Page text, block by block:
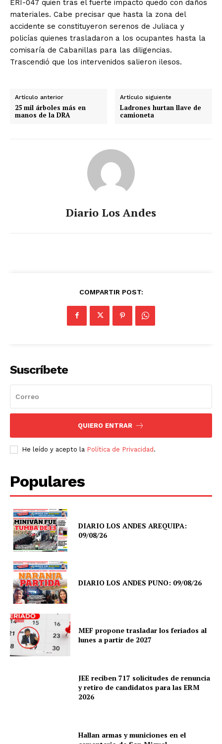
ERI-047 quien tras el fuerte impacto quedo con daños
materiales. Cabe precisar que hasta la zona del
accidente se constituyeron serenos de Juliaca y
policías quienes trasladaron a los ocupantes hasta la
comisaría de Cabanillas para las diligencias.
Trascendió que los intervenidos salieron ilesos.
Artículo anterior
25 mil árboles más en
manos de la DRA
Artículo siguiente
Ladrones hurtan llave de
camioneta
Diario Los Andes
COMPARTIR POST:
Suscríbete
QUIERO ENTRAR
He leído y acepto la Política de Privacidad .
Populares
DIARIO LOS ANDES AREQUIPA:
09/08/26
DIARIO LOS ANDES PUNO: 09/08/26
MEF propone trasladar los feriados al
lunes a partir de 2027
JEE reciben 717 solicitudes de renuncia
y retiro de candidatos para las ERM
2026
Hallan armas y municiones en el